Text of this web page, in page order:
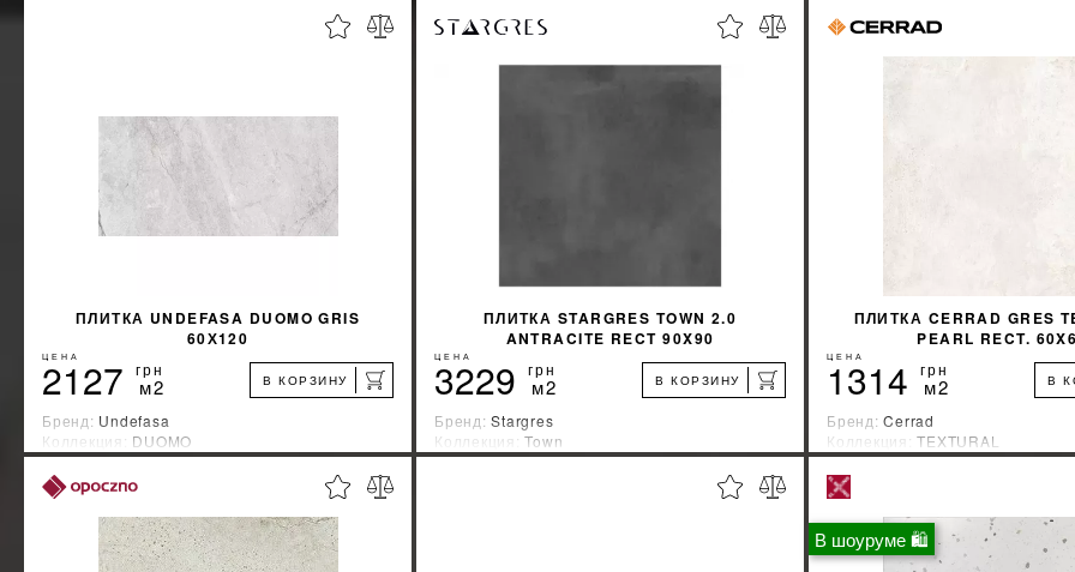
ПЛИТКА UNDEFASA DUOMO GRIS
60Х120
ЦЕНА
2127 грн
м2 В КОРЗИНУ
Бренд: Undefasa
Коллекция: DUOMO
Страна-производитель:Испания
УЗНАТЬ СВОЮ СКИДКУ %
КУПИТЬ
ПЛИТКА STARGRES TOWN 2.0
ANTRACITE RECT 90X90
ЦЕНА
3229 грн
м2 В КОРЗИНУ
Бренд:Stargres
Коллекция:Town
Страна-производитель:Польша
УЗНАТЬ СВОЮ СКИДКУ %
ПЛИТКА CERRAD GRES
PEARL RECT.
ЦЕНА
1314 грн
м2 В
Бренд:Cerrad
Коллекция:TEXTURAL
Страна-производитель:Польша
КУПИТЬ
В шоуруме 🛍